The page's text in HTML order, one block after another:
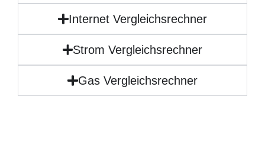
Internet Vergleichsrechner
Strom Vergleichsrechner
Gas Vergleichsrechner